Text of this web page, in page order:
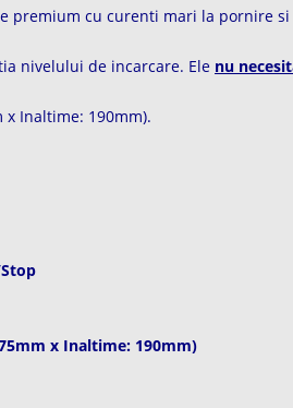
cu curenti mari la pornire si
nivelului de incarcare. Ele nu
x Inaltime: 190mm).
x Inaltime: 190mm)